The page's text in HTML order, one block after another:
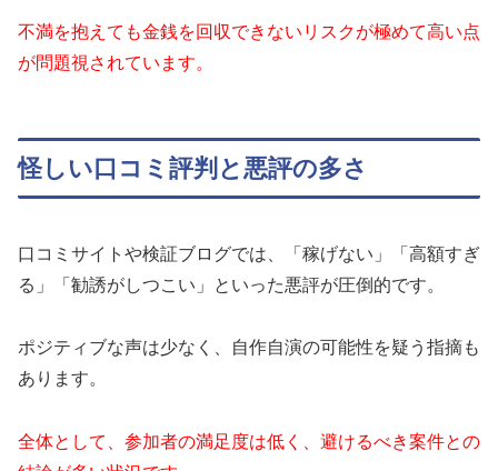
不満を抱えても金銭を回収できないリスクが極めて高い点
が問題視されています。
怪しい口コミ評判と悪評の多さ
口コミサイトや検証ブログでは、「稼げない」「高額すぎ
る」「勧誘がしつこい」といった悪評が圧倒的です。
ポジティブな声は少なく、自作自演の可能性を疑う指摘も
あります。
全体として、参加者の満足度は低く、避けるべき案件との